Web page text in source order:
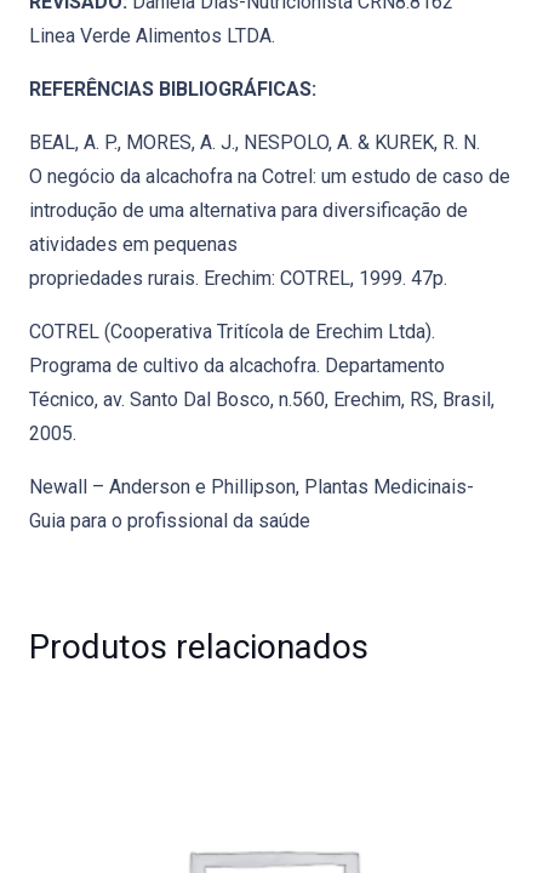
Linea Verde Alimentos LTDA.
REFERÊNCIAS BIBLIOGRÁFICAS:
BEAL, A. P., MORES, A. J., NESPOLO, A. & KUREK, R. N.
O negócio da alcachofra na Cotrel: um estudo de caso de
introdução de uma alternativa para diversificação de
atividades em pequenas
propriedades rurais. Erechim: COTREL, 1999. 47p.
COTREL (Cooperativa Tritícola de Erechim Ltda).
Programa de cultivo da alcachofra. Departamento
Técnico, av. Santo Dal Bosco, n.560, Erechim, RS, Brasil,
2005.
Newall – Anderson e Phillipson, Plantas Medicinais-
Guia para o profissional da saúde
Produtos relacionados